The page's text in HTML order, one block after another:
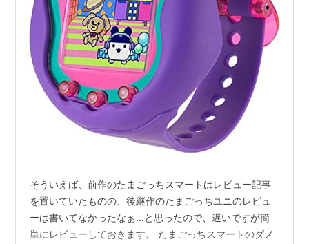
そういえば、前作のたまごっちスマートはレビュー記事
を置いていたものの、後継作のたまごっちユニのレビュ
ーは書いてなかったなぁ…と思ったので、遅いですが簡
単にレビューしておきます。 たまごっちスマートのダメ